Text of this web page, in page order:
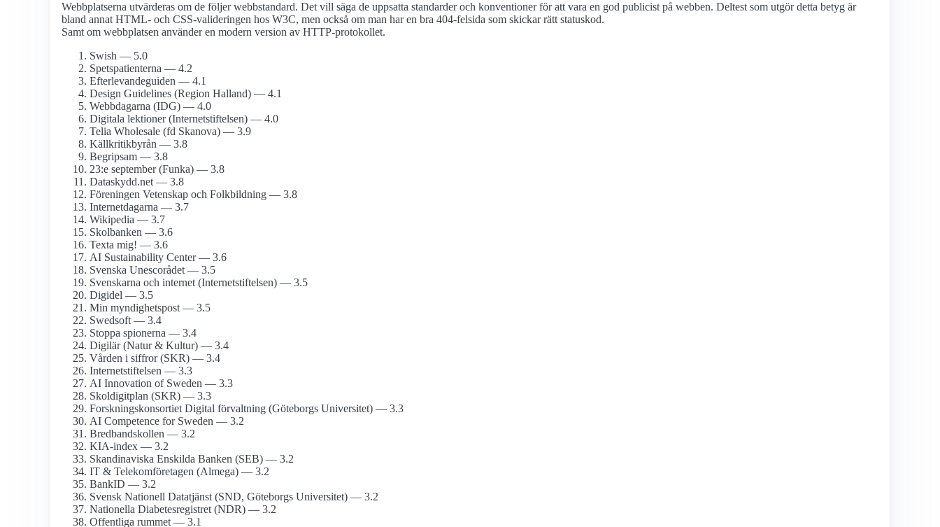
Webbplatserna utvärderas om de följer webbstandard. Det vill säga de uppsatta standarder och konventioner för att vara en god publicist på webben. Deltest som utgör detta betyg är
bland annat HTML- och CSS-valideringen hos W3C, men också om man har en bra 404-felsida som skickar rätt statuskod.
Samt om webbplatsen använder en modern version av HTTP-protokollet.
Swish — 5.0
Spetspatienterna — 4.2
Efterlevande­guiden — 4.1
Design Guidelines (Region Halland) — 4.1
Webbdagarna (IDG) — 4.0
Digitala lektioner (Internetstiftelsen) — 4.0
Telia Wholesale (fd Skanova) — 3.9
Källkritikbyrån — 3.8
Begripsam — 3.8
23:e september (Funka) — 3.8
Dataskydd.net — 3.8
Föreningen Vetenskap och Folkbildning — 3.8
Internetdagarna — 3.7
Wikipedia — 3.7
Skolbanken — 3.6
Texta mig! — 3.6
AI Sustainability Center — 3.6
Svenska Unescorådet — 3.5
Svenskarna och internet (Internetstiftelsen) — 3.5
Digidel — 3.5
Min myndighets­post — 3.5
Swedsoft — 3.4
Stoppa spionerna — 3.4
Digilär (Natur & Kultur) — 3.4
Vården i siffror (SKR) — 3.4
Internet­stiftelsen — 3.3
AI Innovation of Sweden — 3.3
Skoldigitplan (SKR) — 3.3
Forsknings­konsortiet Digital förvaltning (Göteborgs Universitet) — 3.3
AI Competence for Sweden — 3.2
Bredbands­kollen — 3.2
KIA-index — 3.2
Skandinaviska Enskilda Banken (SEB) — 3.2
IT & Telekom­företagen (Almega) — 3.2
BankID — 3.2
Svensk Nationell Datatjänst (SND, Göteborgs Universitet) — 3.2
Nationella Diabetes­registret (NDR) — 3.2
Offentliga rummet — 3.1